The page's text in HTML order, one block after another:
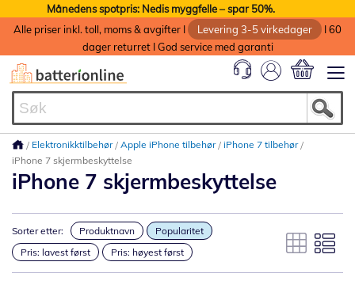
Månedens spotpris: Nedis myggfelle – spar 50%.
Alle priser inkl. toll, moms & avgifter I
Levering 3-5 virkedager
I 60
dager returret I God service med garanti
Elektronikktilbehør Apple iPhone tilbehør iPhone 7 tilbehør
iPhone 7 skjermbeskyttelse
iPhone 7 skjermbeskyttelse
Sorter etter: Produktnavn
Popularitet
Pris: lavest først
Pris: høyest først